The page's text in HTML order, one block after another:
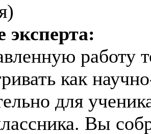
работу
как
для
Вы